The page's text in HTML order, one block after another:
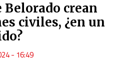
pulsa
en
Belorado crean
civiles, ¿en un
- 16:49